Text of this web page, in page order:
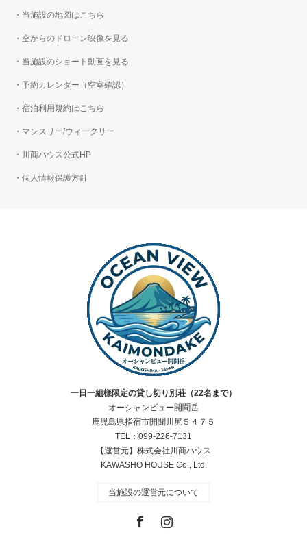
・当施設の地図はこちら
・空からのドローン映像を見る
・当施設のショート動画を見る
・予約カレンダー（空室確認）
・宿泊利用規約はこちら
・マンスリー/ウィークリー
・川商ハウス公式HP
・個人情報保護方針
一日一組様限定の貸し切り別荘（22名まで）
オーシャンビュー開聞岳
鹿児島県指宿市開聞川尻５４７５
TEL：099-226-7131
【運営元】株式会社川商ハウス
KAWASHO HOUSE Co., Ltd.
当施設の運営元について